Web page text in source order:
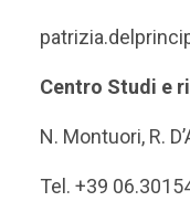
Centro Studi e
N. Montuori, R.
Tel. +39